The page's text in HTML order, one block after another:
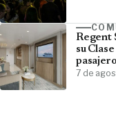
Regent
su
7 de